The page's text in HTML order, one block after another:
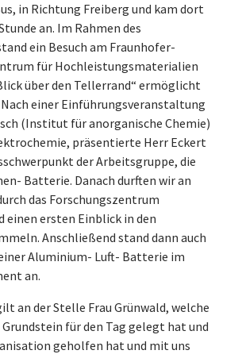
in Richtung Freiberg und kam dort
an. Im Rahmen des
ein Besuch am Fraunhofer-
für Hochleistungsmaterialien
über den Tellerrand“ ermöglicht
einer Einführungsveranstaltung
(Institut für anorganische Chemie)
präsentierte Herr Eckert
der Arbeitsgruppe, die
Batterie. Danach durften wir an
das Forschungszentrum
einen ersten Einblick in den
Anschließend stand dann auch
Aluminium- Luft- Batterie im
an.
an der Stelle Frau Grünwald, welche
für den Tag gelegt hat und
geholfen hat und mit uns